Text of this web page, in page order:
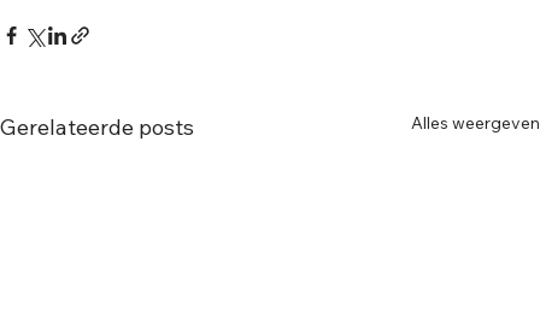
Gerelateerde posts Alles weergeven